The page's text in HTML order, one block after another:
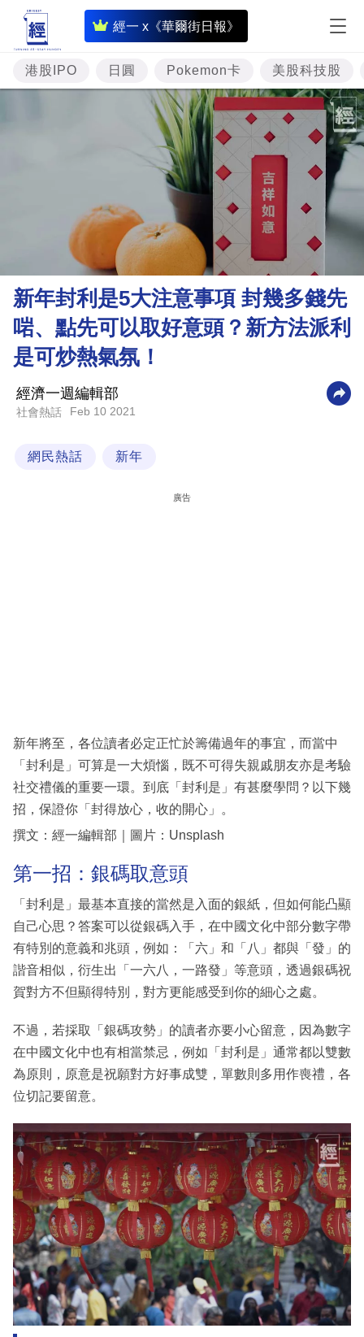
經一 x《華爾街日報》
即
時
財
經
樓
理
財
商
業
科
技
港股IPO 日圓 Pokemon卡 美股科技股
新年封利是5大注意事項 封幾多錢先
啱、點先可以取好意頭？新方法派利
是可炒熱氣氛！
經濟一週編輯部
社會熱話 Feb 10 2021
網民熱話 新年
廣告
新年將至，各位讀者必定正忙於籌備過年的事宜，而當中
「封利是」可算是一大煩惱，既不可得失親戚朋友亦是考驗
社交禮儀的重要一環。到底「封利是」有甚麼學問？以下幾
招，保證你「封得放心，收的開心」。
撰文：經一編輯部｜圖片：Unsplash
第一招：銀碼取意頭
「封利是」最基本直接的當然是入面的銀紙，但如何能凸顯
自己心思？答案可以從銀碼入手，在中國文化中部分數字帶
有特別的意義和兆頭，例如：「六」和「八」都與「發」的
諧音相似，衍生出「一六八，一路發」等意頭，透過銀碼祝
賀對方不但顯得特別，對方更能感受到你的細心之處。
不過，若採取「銀碼攻勢」的讀者亦要小心留意，因為數字
在中國文化中也有相當禁忌，例如「封利是」通常都以雙數
為原則，原意是祝願對方好事成雙，單數則多用作喪禮，各
位切記要留意。